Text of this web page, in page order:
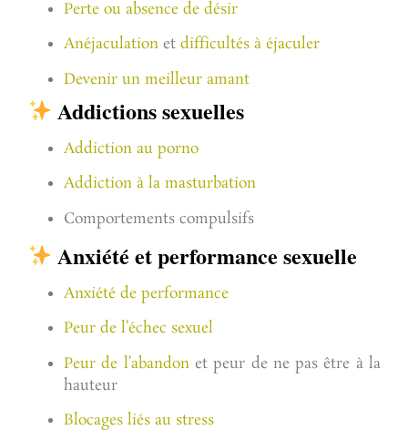
Perte ou absence de désir
Anéjaculation et difficultés à éjaculer
Devenir un meilleur amant
Addictions sexuelles
Addiction au porno
Addiction à la masturbation
Comportements compulsifs
Anxiété et performance sexuelle
Anxiété de performance
Peur de l’échec sexuel
Peur de l’abandonet peur de ne pas être à la
hauteur
Blocages liés au stress